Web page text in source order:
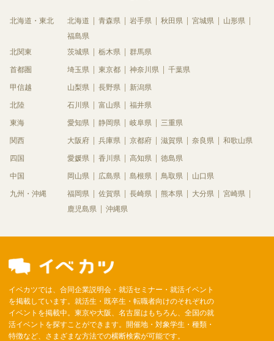
北海道・東北 北海道 青森県 岩手県 秋田県 宮城県
山形県
福島県
北関東
茨城県 栃木県 群馬県
首都圏 埼玉県 東京都 神奈川県 千葉県
甲信越 山梨県 長野県 新潟県
北陸 石川県 富山県 福井県
東海 愛知県 静岡県 岐阜県 三重県
関西 大阪府 兵庫県 京都府 滋賀県 奈良県 和歌山県
四国 愛媛県 香川県 高知県 徳島県
中国 岡山県 広島県 島根県 鳥取県 山口県
九州・沖縄 福岡県 佐賀県 長崎県 熊本県 大分県
宮崎県
鹿児島県
沖縄県
イベカツでは、合同企業説明会・就活セミナー・就活イベント
を掲載しています。就活生・既卒生・転職者向けのそれぞれの
イベントを掲載中。東京や大阪、名古屋はもちろん、全国の就
活イベントを探すことができます。開催地・対象学生・種類・
特徴など、さまざまな方法での横断検索が可能です。